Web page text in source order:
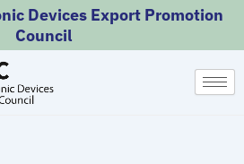
Devices Export Promotion
Council